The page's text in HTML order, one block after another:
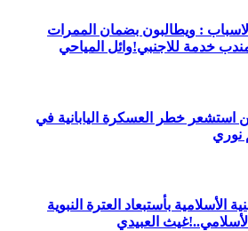
: ويطالبون بضمان الممرات
خدمة للاجنبي!وائل المياحي
استشعر خطر العسكرة اليابانية في
الأسلامية بأستبعاد العترة النبوية
العبيدي